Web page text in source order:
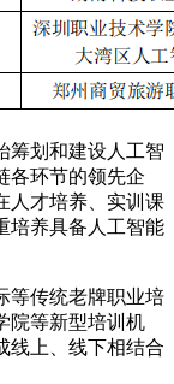
划和建设人工智
各环节的领先企
人才培养、实训课
培养具备人工智能
传统老牌职业培
院等新型培训机
线上、线下相结合